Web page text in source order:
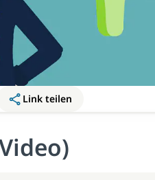
Link teilen